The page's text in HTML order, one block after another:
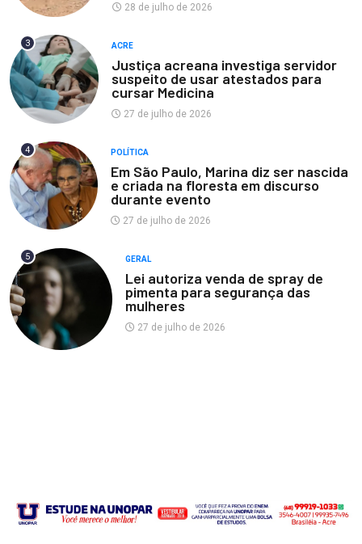
28 de julho de 2026
3 ACRE
Justiça acreana investiga servidor
suspeito de usar atestados para
cursar Medicina
27 de julho de 2026
4 POLÍTICA
Em São Paulo, Marina diz ser nascida
e criada na floresta em discurso
durante evento
27 de julho de 2026
5 GERAL
Lei autoriza venda de spray de
pimenta para segurança das
mulheres
27 de julho de 2026